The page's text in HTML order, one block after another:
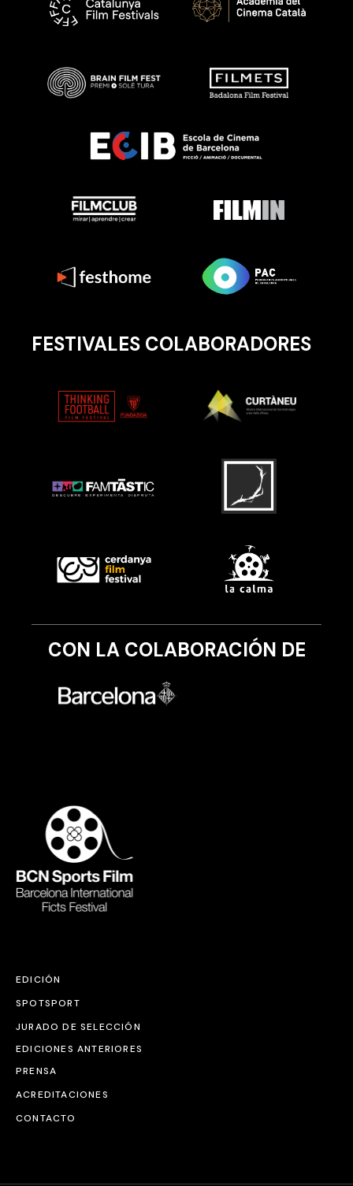
FESTIVALES COLABORADORES
CON LA COLABORACIÓN DE
EDICIÓN
SPOTSPORT
JURADO DE SELECCIÓN
EDICIONES ANTERIORES
PRENSA
ACREDITACIONES
CONTACTO